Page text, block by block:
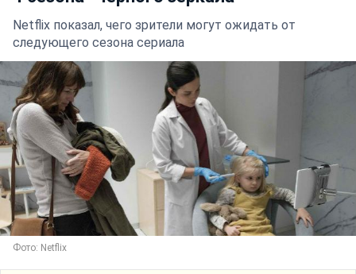
Netflix показал, чего зрители могут ожидать от
следующего сезона сериала
Фото: Netflix